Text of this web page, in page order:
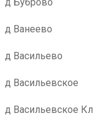
д Ванеево
д Васильево
д Васильевское
д Васильевское